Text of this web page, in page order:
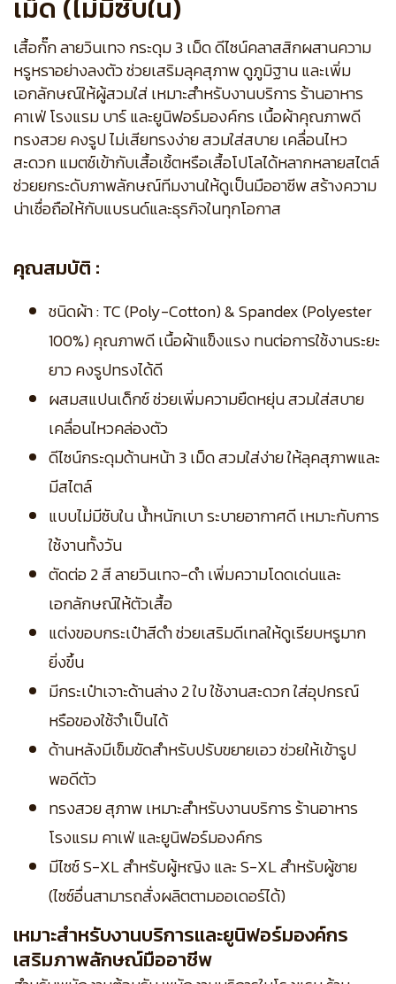
เม็ด (ไม่มีซับใน)
เสื้อกั๊ก ลายวินเทจ กระดุม 3 เม็ด ดีไซน์คลาสสิกผสานความ
หรูหราอย่างลงตัว ช่วยเสริมลุคสุภาพ ดูภูมิฐาน และเพิ่ม
เอกลักษณ์ให้ผู้สวมใส่ เหมาะสำหรับงานบริการ ร้านอาหาร
คาเฟ่ โรงแรม บาร์ และยูนิฟอร์มองค์กร เนื้อผ้าคุณภาพดี
ทรงสวย คงรูป ไม่เสียทรงง่าย สวมใส่สบาย เคลื่อนไหว
สะดวก แมตช์เข้ากับเสื้อเชิ้ตหรือเสื้อโปโลได้หลากหลายสไตล์
ช่วยยกระดับภาพลักษณ์ทีมงานให้ดูเป็นมืออาชีพ สร้างความ
น่าเชื่อถือให้กับแบรนด์และธุรกิจในทุกโอกาส
คุณสมบัติ :
ชนิดผ้า : TC (Poly-Cotton) & Spandex (Polyester
100%) คุณภาพดี เนื้อผ้าแข็งแรง ทนต่อการใช้งานระยะ
ยาว คงรูปทรงได้ดี
ผสมสแปนเด็กซ์ ช่วยเพิ่มความยืดหยุ่น สวมใส่สบาย
เคลื่อนไหวคล่องตัว
ดีไซน์กระดุมด้านหน้า 3 เม็ด สวมใส่ง่าย ให้ลุคสุภาพและ
มีสไตล์
แบบไม่มีซับใน น้ำหนักเบา ระบายอากาศดี เหมาะกับการ
ใช้งานทั้งวัน
ตัดต่อ 2 สี ลายวินเทจ-ดำ เพิ่มความโดดเด่นและ
เอกลักษณ์ให้ตัวเสื้อ
แต่งขอบกระเป๋าสีดำ ช่วยเสริมดีเทลให้ดูเรียบหรูมาก
ยิ่งขึ้น
มีกระเป๋าเจาะด้านล่าง 2 ใบ ใช้งานสะดวก ใส่อุปกรณ์
หรือของใช้จำเป็นได้
ด้านหลังมีเข็มขัดสำหรับปรับขยายเอว ช่วยให้เข้ารูป
พอดีตัว
ทรงสวย สุภาพ เหมาะสำหรับงานบริการ ร้านอาหาร
โรงแรม คาเฟ่ และยูนิฟอร์มองค์กร
มีไซซ์ S-XL สำหรับผู้หญิง และ S-XL สำหรับผู้ชาย
(ไซซ์อื่นสามารถสั่งผลิตตามออเดอร์ได้)
เหมาะสำหรับงานบริการและยูนิฟอร์มองค์กร
เสริมภาพลักษณ์มืออาชีพ